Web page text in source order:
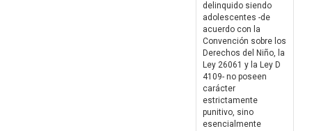
delinquido siendo
adolescentes -de
acuerdo con la
Convención sobre los
Derechos del Niño, la
Ley 26061 y la Ley D
4109- no poseen
carácter
estrictamente
punitivo, sino
esencialmente